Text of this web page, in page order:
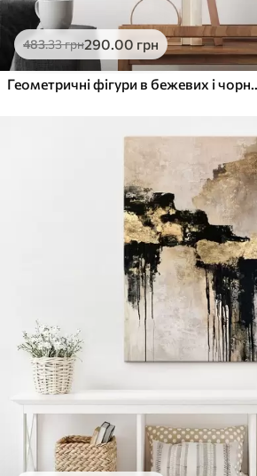
483.33грн290 .00 грн